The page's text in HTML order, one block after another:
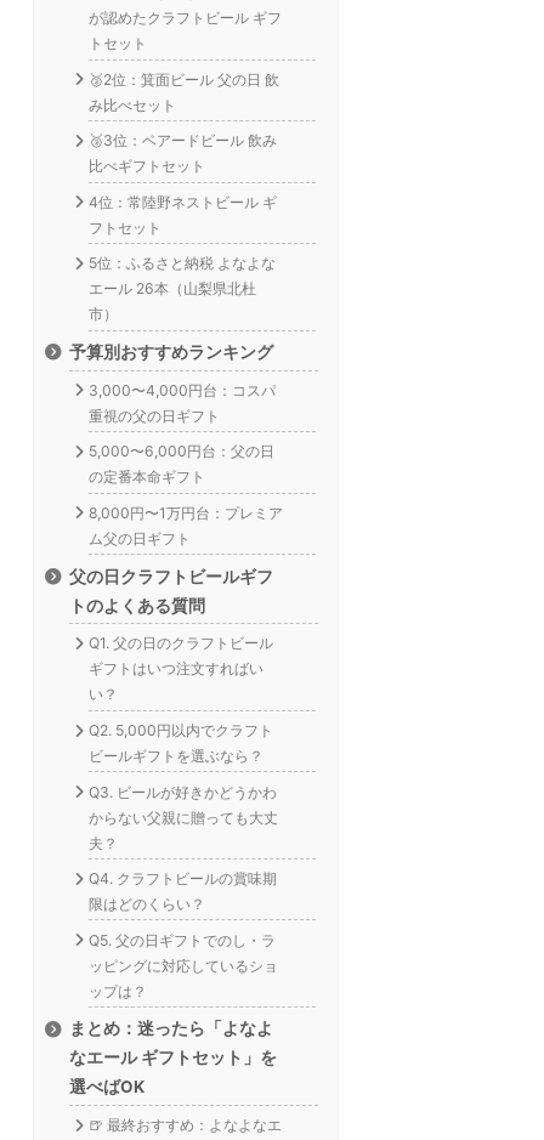
が認めたクラフトビール ギフ
トセット
🥈2位：箕面ビール 父の日 飲
み比べセット
🥉3位：ベアードビール 飲み
比べギフトセット
4位：常陸野ネストビール ギ
フトセット
5位：ふるさと納税 よなよな
エール 26本（山梨県北杜
市）
予算別おすすめランキング
3,000〜4,000円台：コスパ
重視の父の日ギフト
5,000〜6,000円台：父の日
の定番本命ギフト
8,000円〜1万円台：プレミア
ム父の日ギフト
父の日クラフトビールギフ
トのよくある質問
Q1. 父の日のクラフトビール
ギフトはいつ注文すればい
い？
Q2. 5,000円以内でクラフト
ビールギフトを選ぶなら？
Q3. ビールが好きかどうかわ
からない父親に贈っても大丈
夫？
Q4. クラフトビールの賞味期
限はどのくらい？
Q5. 父の日ギフトでのし・ラ
ッピングに対応しているショ
ップは？
まとめ：迷ったら「よなよ
なエール ギフトセット」を
選べばOK
🍺 最終おすすめ：よなよなエ